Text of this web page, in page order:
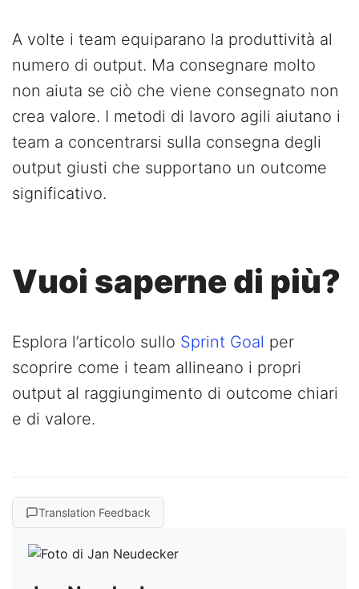
A volte i team equiparano la produttività al
numero di output. Ma consegnare molto
non aiuta se ciò che viene consegnato non
crea valore. I metodi di lavoro agili aiutano i
team a concentrarsi sulla consegna degli
output giusti che supportano un outcome
significativo.
Vuoi saperne di più?
Esplora l’articolo sullo Sprint Goal per
scoprire come i team allineano i propri
output al raggiungimento di outcome chiari
e di valore.
Translation Feedback